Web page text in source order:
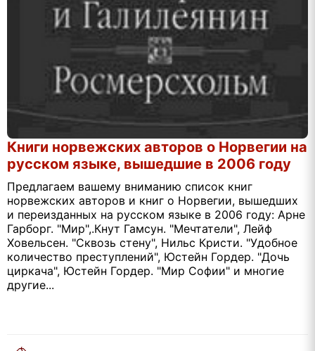
Книги норвежских авторов о Норвегии на
русском языке, вышедшие в 2006 году
Предлагаем вашему вниманию список книг
норвежских авторов и книг о Норвегии, вышедших
и переизданных на русском языке в 2006 году: Арне
Гарборг. "Мир",.Кнут Гамсун. "Мечтатели", Лейф
Ховельсен. "Сквозь стену", Нильс Кристи. "Удобное
количество преступлений", Юстейн Гордер. "Дочь
циркача", Юстейн Гордер. "Мир Софии" и многие
другие...